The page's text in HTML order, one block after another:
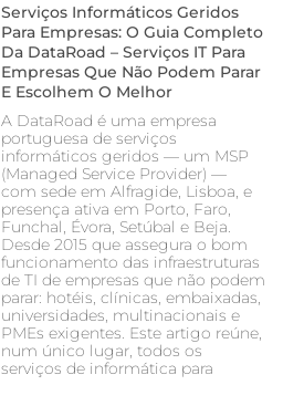
Serviços Informáticos Geridos
Para Empresas: O Guia Completo
Da DataRoad – Serviços IT Para
Empresas Que Não Podem Parar
E Escolhem O Melhor
A DataRoad é uma empresa
portuguesa de serviços
informáticos geridos — um MSP
(Managed Service Provider) —
com sede em Alfragide, Lisboa, e
presença ativa em Porto, Faro,
Funchal, Évora, Setúbal e Beja.
Desde 2015 que assegura o bom
funcionamento das infraestruturas
de TI de empresas que não podem
parar: hotéis, clínicas, embaixadas,
universidades, multinacionais e
PMEs exigentes. Este artigo reúne,
num único lugar, todos os
serviços de informática para